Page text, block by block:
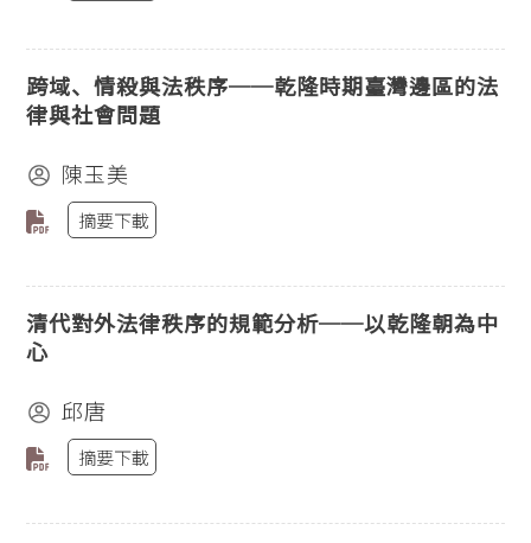
跨域、情殺與法秩序──乾隆時期臺灣邊區的法
律與社會問題
陳玉美
摘要下載
清代對外法律秩序的規範分析──以乾隆朝為中
心
邱唐
摘要下載